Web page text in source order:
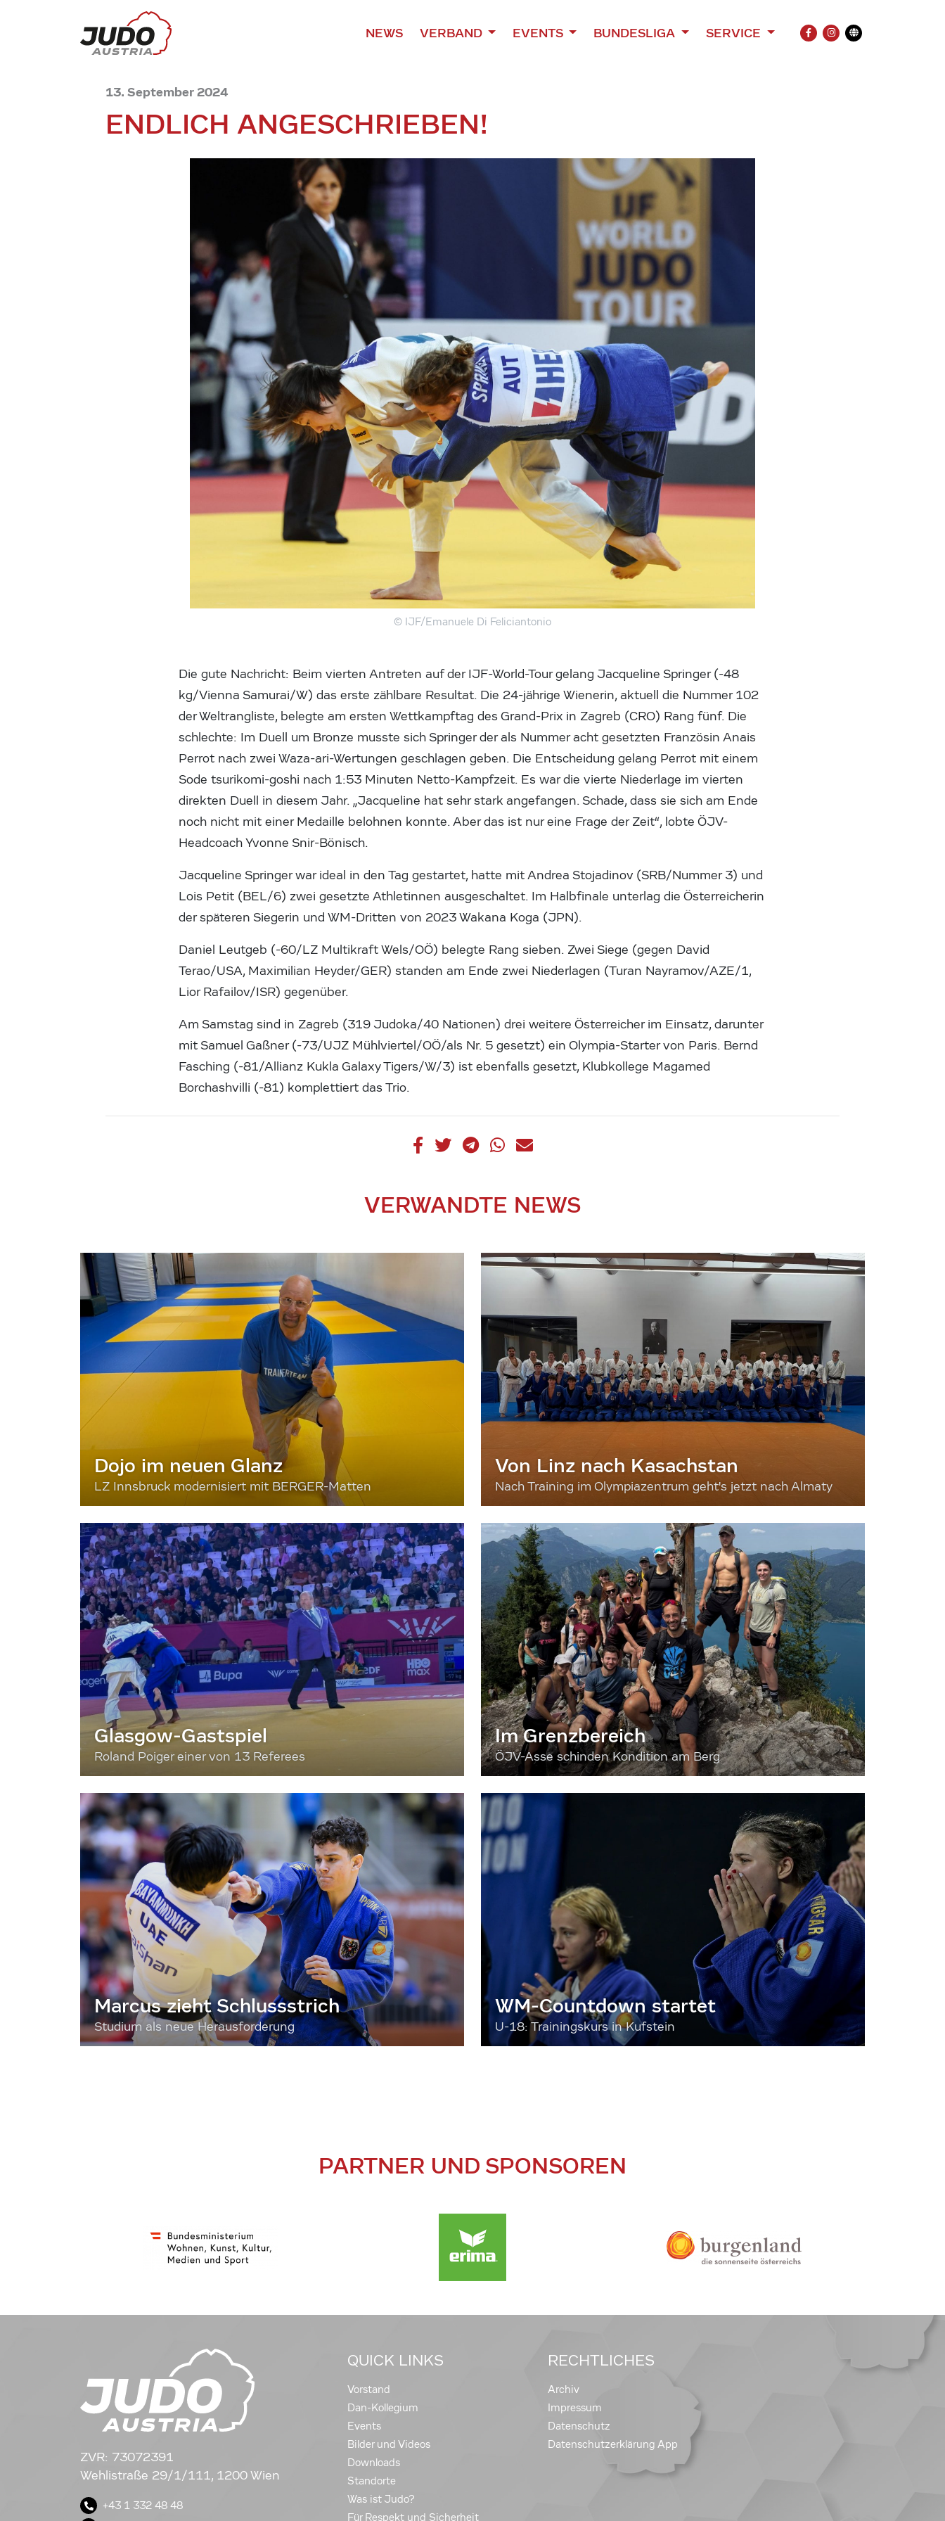
NEWS VERBAND EVENTS BUNDESLIGA SERVICE
FACEBOOK
INSTAGRAM
Übersetzung
13. September 2024
ENDLICH ANGESCHRIEBEN!
© IJF/Emanuele Di Feliciantonio
Die gute Nachricht: Beim vierten Antreten auf der IJF-World-Tour gelang Jacqueline Springer (-48
kg/Vienna Samurai/W) das erste zählbare Resultat. Die 24-jährige Wienerin, aktuell die Nummer 102
der Weltrangliste, belegte am ersten Wettkampftag des Grand-Prix in Zagreb (CRO) Rang fünf. Die
schlechte: Im Duell um Bronze musste sich Springer der als Nummer acht gesetzten Französin Anais
Perrot nach zwei Waza-ari-Wertungen geschlagen geben. Die Entscheidung gelang Perrot mit einem
Sode tsurikomi-goshi nach 1:53 Minuten Netto-Kampfzeit. Es war die vierte Niederlage im vierten
direkten Duell in diesem Jahr. „Jacqueline hat sehr stark angefangen. Schade, dass sie sich am Ende
noch nicht mit einer Medaille belohnen konnte. Aber das ist nur eine Frage der Zeit“, lobte ÖJV-
Headcoach Yvonne Snir-Bönisch.
Jacqueline Springer war ideal in den Tag gestartet, hatte mit Andrea Stojadinov (SRB/Nummer 3) und
Lois Petit (BEL/6) zwei gesetzte Athletinnen ausgeschaltet. Im Halbfinale unterlag die Österreicherin
der späteren Siegerin und WM-Dritten von 2023 Wakana Koga (JPN).
Daniel Leutgeb (-60/LZ Multikraft Wels/OÖ) belegte Rang sieben. Zwei Siege (gegen David
Terao/USA, Maximilian Heyder/GER) standen am Ende zwei Niederlagen (Turan Nayramov/AZE/1,
Lior Rafailov/ISR) gegenüber.
Am Samstag sind in Zagreb (319 Judoka/40 Nationen) drei weitere Österreicher im Einsatz, darunter
mit Samuel Gaßner (-73/UJZ Mühlviertel/OÖ/als Nr. 5 gesetzt) ein Olympia-Starter von Paris. Bernd
Fasching (-81/Allianz Kukla Galaxy Tigers/W/3) ist ebenfalls gesetzt, Klubkollege Magamed
Borchashvilli (-81) komplettiert das Trio.
VERWANDTE NEWS
Dojo im neuen Glanz
LZ Innsbruck modernisiert mit BERGER-Matten
Von Linz nach Kasachstan
Nach Training im Olympiazentrum geht's jetzt nach Almaty
Glasgow-Gastspiel
Roland Poiger einer von 13 Referees
Im Grenzbereich
ÖJV-Asse schinden Kondition am Berg
Marcus zieht Schlussstrich
Studium als neue Herausforderung
WM-Countdown startet
U-18: Trainingskurs in Kufstein
PARTNER UND SPONSOREN
ZVR: 73072391
Wehlistraße 29/1/111, 1200 Wien
+43 1 332 48 48
QUICK LINKS
Vorstand
Dan-Kollegium
Events
Bilder und Videos
Downloads
Standorte
Was ist Judo?
Für Respekt und Sicherheit
RECHTLICHES
Archiv
Impressum
Datenschutz
Datenschutzerklärung App